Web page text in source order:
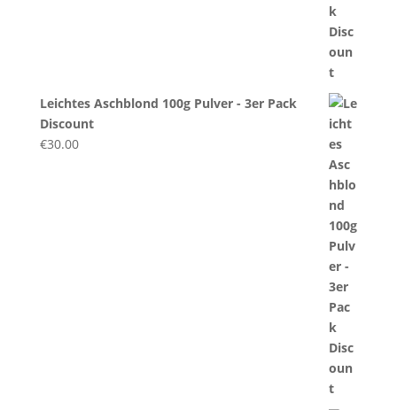
Leichtes Aschblond 100g Pulver - 3er Pack
Discount
€30.00